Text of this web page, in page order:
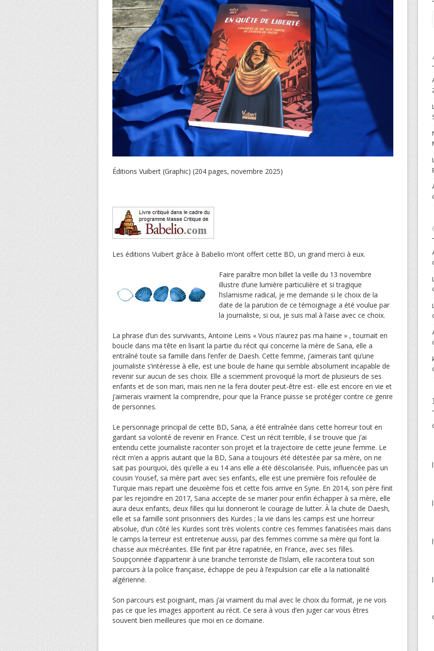
Éditions Vuibert (Graphic) (204 pages, novembre 2025)
Les éditions Vuibert grâce à Babelio m’ont offert cette BD, un grand merci à eux.
Faire paraître mon billet la veille du 13 novembre
illustre d’une lumière particulière et si tragique
l’islamisme radical, je me demande si le choix de la
date de la parution de ce témoignage a été voulue par
la journaliste, si oui, je suis mal à l’aise avec ce choix.
La phrase d’un des survivants, Antoine Leiris « Vous n’aurez pas ma haine » , tournait en
boucle dans ma tête en lisant la partie du récit qui concerne la mère de Sana, elle a
entraîné toute sa famille dans l’enfer de Daesh. Cette femme, j’aimerais tant qu’une
journaliste s’intéresse à elle, est une boule de haine qui semble absolument incapable de
revenir sur aucun de ses choix. Elle a sciemment provoqué la mort de plusieurs de ses
enfants et de son mari, mais rien ne la fera douter peut-être est- elle est encore en vie et
j’aimerais vraiment la comprendre, pour que la France puisse se protéger contre ce genre
de personnes.
Le personnage principal de cette BD, Sana, a été entraînée dans cette horreur tout en
gardant sa volonté de revenir en France. C’est un récit terrible, il se trouve que j’ai
entendu cette journaliste raconter son projet et la trajectoire de cette jeune femme. Le
récit m’en a appris autant que la BD, Sana a toujours été détestée par sa mère, on ne
sait pas pourquoi, dès qu’elle a eu 14 ans elle a été déscolarisée. Puis, influencée pas un
cousin Yousef, sa mère part avec ses enfants, elle est une première fois refoulée de
Turquie mais repart une deuxième fois et cette fois arrive en Syrie. En 2014, son père finit
par les rejoindre en 2017, Sana accepte de se marier pour enfin échapper à sa mère, elle
aura deux enfants, deux filles qui lui donneront le courage de lutter. À la chute de Daesh,
elle et sa famille sont prisonniers des Kurdes ; la vie dans les camps est une horreur
absolue, d’un côté les Kurdes sont très violents contre ces femmes fanatisées mais dans
le camps la terreur est entretenue aussi, par des femmes comme sa mère qui font la
chasse aux mécréantes. Elle finit par être rapatriée, en France, avec ses filles.
Soupçonnée d’appartenir à une branche terroriste de l’Islam, elle racontera tout son
parcours à la police française, échappe de peu à l’expulsion car elle a la nationalité
algérienne.
Son parcours est poignant, mais j’ai vraiment du mal avec le choix du format, je ne vois
pas ce que les images apportent au récit. Ce sera à vous d’en juger car vous êtres
souvent bien meilleures que moi en ce domaine.